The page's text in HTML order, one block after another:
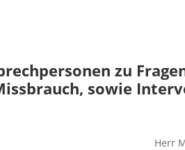
zu
sowie
Herr